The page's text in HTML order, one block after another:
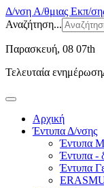
Δ/νση Α/θμιας Εκπ/
Αναζήτηση...
Παρασκευή, 08 07th
Τελευταία ενημέρωση
Αρχική
Έντυπα Δ/νσης
Έντυπα
Έντυπα -
Έντυπα